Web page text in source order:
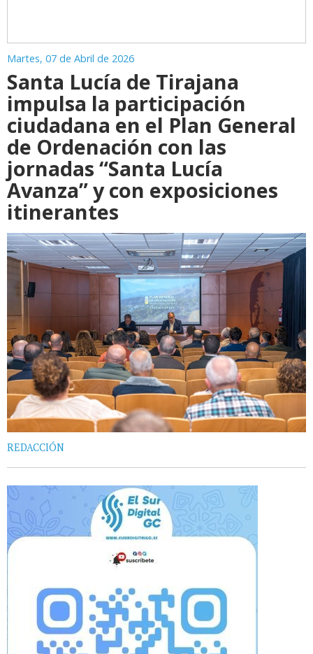
Martes, 07 de Abril de 2026
Santa Lucía de Tirajana
impulsa la participación
ciudadana en el Plan General
de Ordenación con las
jornadas “Santa Lucía
Avanza” y con exposiciones
itinerantes
REDACCIÓN